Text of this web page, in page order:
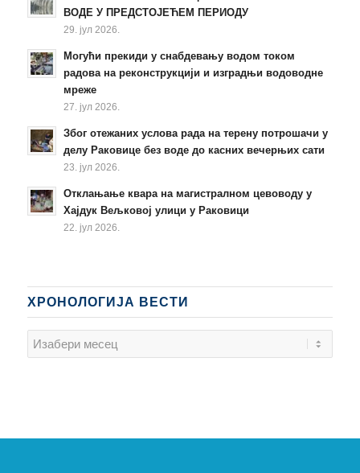
ВОДЕ У ПРЕДСТОЈЕЋЕМ ПЕРИОДУ
29. јул 2026.
Могући прекиди у снабдевању водом током
радова на реконструкцији и изградњи водоводне
мреже
27. јул 2026.
Због отежаних услова рада на терену потрошачи у
делу Раковице без воде до касних вечерњих сати
23. јул 2026.
Отклањање квара на магистралном цевоводу у
Хајдук Вељковој улици у Раковици
22. јул 2026.
ХРОНОЛОГИЈА ВЕСТИ